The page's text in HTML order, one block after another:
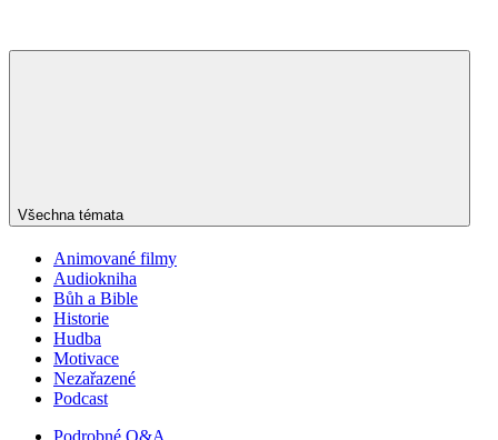
Všechna témata
Animované filmy
Audiokniha
Bůh a Bible
Historie
Hudba
Motivace
Nezařazené
Podcast
Podrobné Q&A